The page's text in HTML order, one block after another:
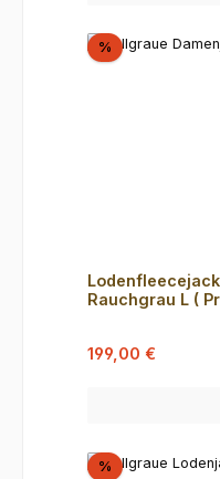
%Rabatt
Rauchgrau L (
Verkaufspreis:
199,00 €
%Rabatt